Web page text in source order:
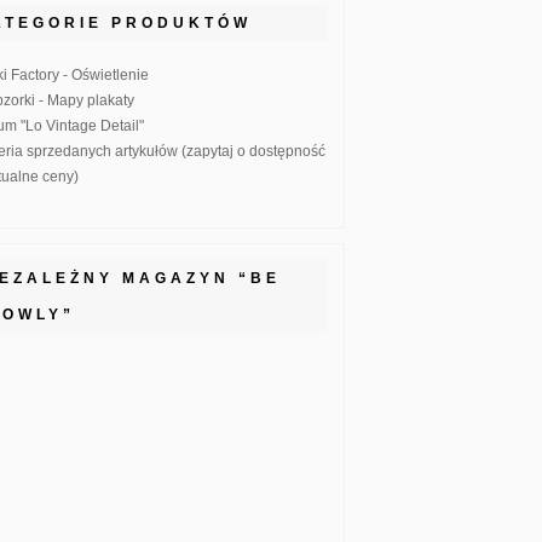
PRODUKTÓW
Factory - Oświetlenie
- Mapy plakaty
"Lo Vintage Detail"
sprzedanych artykułów (zapytaj o dostępność
ceny)
MAGAZYN “BE